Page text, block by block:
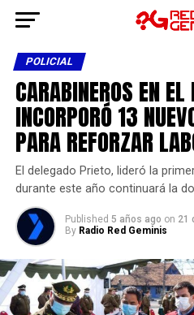
POLICIAL
CARABINEROS EN
INCORPORÓ 13
PARA REFORZAR
El delegado Prieto, lideró la
durante este año continuará la
Published 5 años ago on 21
By Radio Red Geminis